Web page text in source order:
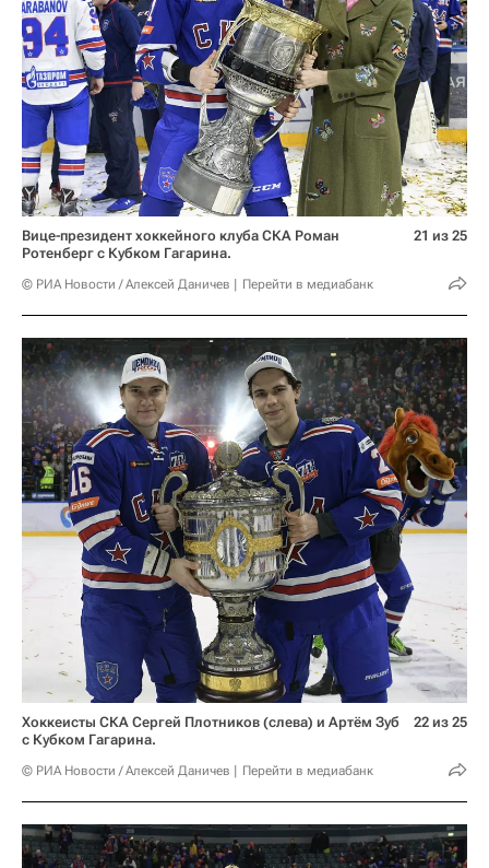
Вице-президент хоккейного клуба СКА Роман
Ротенберг с Кубком Гагарина.
© РИА Новости / Алексей Даничев Перейти в медиабанк
21 из 25
Хоккеисты СКА Сергей Плотников (слева) и Артём Зуб
с Кубком Гагарина.
© РИА Новости / Алексей Даничев Перейти в медиабанк
22 из 25